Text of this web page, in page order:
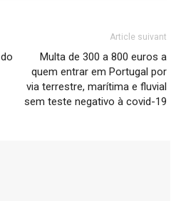
Article suivant
Multa de 300 a 800 euros a
quem entrar em Portugal por
via terrestre, marítima e fluvial
sem teste negativo à covid-19